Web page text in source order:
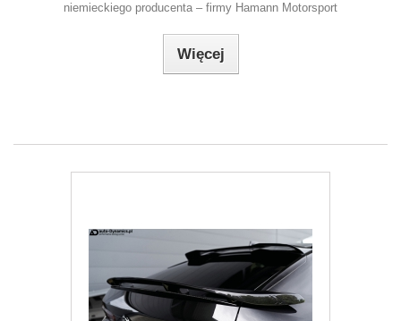
niemieckiego producenta – firmy Hamann Motorsport
Więcej